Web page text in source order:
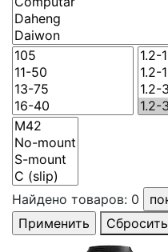
Найдено товаров: 0
Сбросить